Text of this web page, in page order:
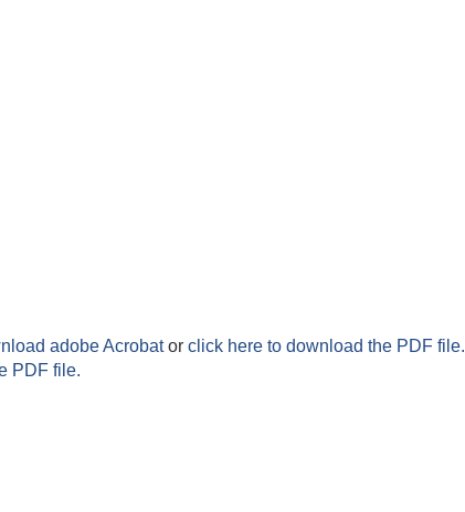
adobe Acrobator click here to download the PDF file.
PDF file.